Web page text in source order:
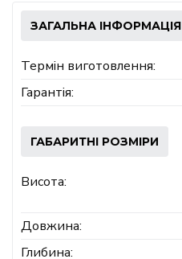
ЗАГАЛЬНА ІНФОРМАЦІЯ
Термін виготовлення:
Гарантія:
ГАБАРИТНІ РОЗМІРИ
Висота:
Довжина:
Глибина: